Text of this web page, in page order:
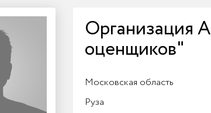
Организация
оценщиков"
Московская область
Руза